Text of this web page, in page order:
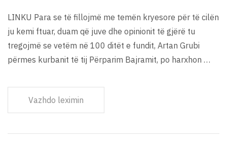
LINKU Para se të fillojmë me temën kryesore për të cilën
ju kemi ftuar, duam që juve dhe opinionit të gjërë tu
tregojmë se vetëm në 100 ditët e fundit, Artan Grubi
përmes kurbanit të tij Përparim Bajramit, po harxhon …
Vazhdo leximin